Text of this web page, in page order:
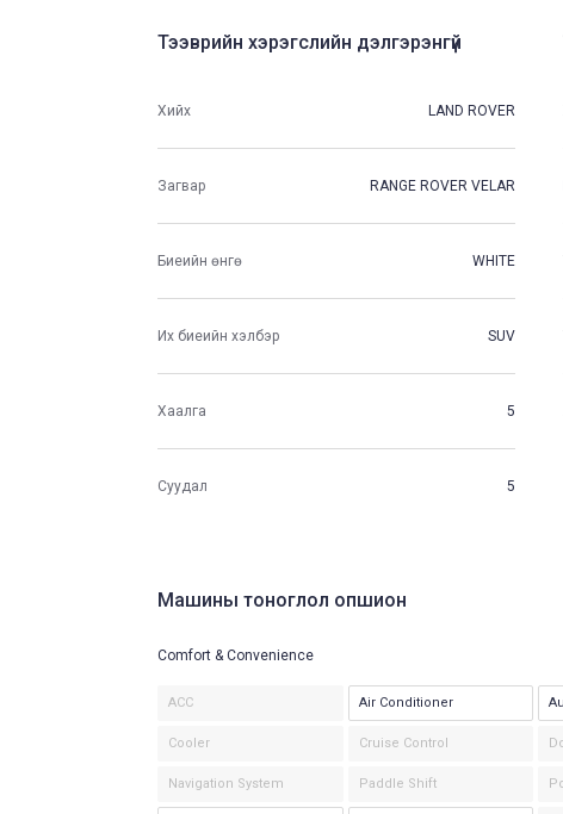
Тээврийн хэрэгслийн дэлгэрэнгүй
Хийх LAND ROVER
Загвар RANGE ROVER VELAR
Биеийн өнгө WHITE
Их биеийн хэлбэр SUV
Хаалга 5
Суудал 5
Машины тоноглол опшион
Comfort & Convenience
ACC Air Conditioner
Cooler Cruise Control
Navigation System Paddle Shift